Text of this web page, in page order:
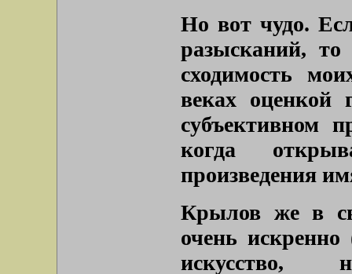
Но вот чудо.
разысканий, то
сходимость
веках
субъективном
когда
произведения
Крылов же в
очень искренно
искусство,